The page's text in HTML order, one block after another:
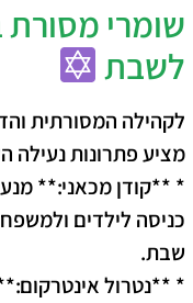
שומרי מסורת
לשבת
לקהילה המסורתית
מציע פתרונות נעילה
* **קודן מכאני:**
כניסה לילדים
שבת.
* **נטרול